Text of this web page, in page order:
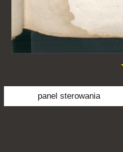
panel sterowania